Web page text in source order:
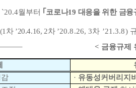
`20.4월부터 ｢ 코로나19 대응을 위한 금융
(1 차 ’20.4.16, 2차 ’20.8.26, 3차 ’21.3.8)
< 금융규제
· 유동성커버리지